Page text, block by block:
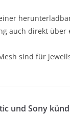
auch direkt über
sind für
und Sony